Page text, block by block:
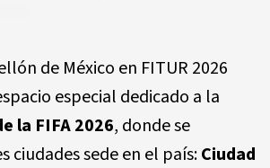
de México en FITUR 2026
especial dedicado a la
la FIFA 2026, donde se
ciudades sede en el país:Ciudad